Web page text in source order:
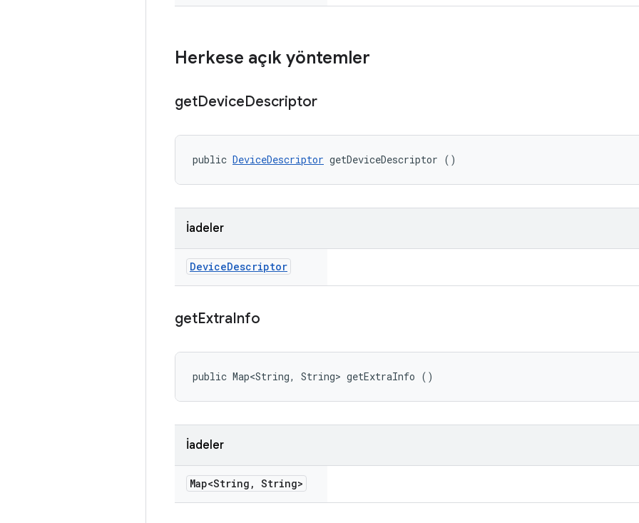
Herkese açık yöntemler
getDeviceDescriptor
public DeviceDescriptor getDeviceDescriptor ()
İadeler
DeviceDescriptor
getExtraInfo
public Map<String, String> getExtraInfo ()
İadeler
Map<String , String>